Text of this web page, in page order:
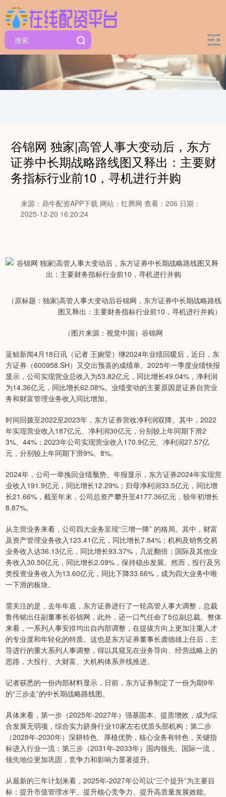
谷锦网 独家|高管人事大变动后，东方
证券中长期战略路线图又释出：主要财
务指标行业前10，寻机进行并购
来源：鼎牛配资APP下载 网站：红腾网 查看：206 日期：
2025-12-20 16:20:24
（原标题：独家|高管人事大变动后谷锦网，东方证券中长期战略路线
图又释出：主要财务指标行业前10，寻机进行并购）
（图片来源：视觉中国）谷锦网
蓝鲸新闻4月18日讯（记者 王婉莹）继2024年业绩回暖后，近日，东
方证券（600958.SH）又交出预喜的成绩单。2025年一季度业绩快报
显示，公司实现营业总收入为53.82亿元，同比增长49.04%，净利润
为14.36亿元，同比增长62.08%。业绩变动的主要原因是证券自营业
务和财富管理业务收入同比增加。
时间回拨至2022至2023年，东方证券营收净利润双降。其中，2022
年实现营业收入187亿元、净利润30亿元，分别较上年同期下滑2
3%、44%；2023年公司实现营业收入170.9亿元、净利润27.57亿
元，分别较上年同期下滑9%、8%。
2024年，公司一举挽回业绩颓势。年报显示，东方证券2024年实现营
业收入191.9亿元，同比增长12.29%；归母净利润33.5亿元，同比增
长21.66%，截至年末，公司总资产攀升至4177.36亿元，较年初增长
8.87%。
从主营业务来看，公司四大业务呈现“三增一降” 的格局。其中，财富
及资产管理业务收入123.41亿元，同比增长7.84%；机构及销售交易
业务收入达36.13亿元，同比增长93.37%，几近翻倍；国际及其他业
务收入30.50亿元，同比增长2.09%，保持稳步发展。然而，投行及另
类投资业务收入为13.60亿元，同比下降33.66%，成为四大业务中唯
一下滑的板块。
需关注的是，去年年底，东方证券进行了一轮高管人事大调整，总裁
鲁伟铭出任副董事长谷锦网，此外，还一口气任命了5位副总裁。整体
来看，一系列人事安排均出自内部调整，在提拔方向上更加注重人才
的专业度和年轻化的特质。这也是东方证券董事长龚德雄上任后，主
导进行的重大系列人事调整，得以其窥见在业务导向、经营战略上的
思路，大投行、大财富、大机构体系并线推进。
记者获悉的一份内部材料显示，日前，东方证券制定了一份为期9年
的“三步走”的中长期战略路线图。
具体来看，第一步（2025年-2027年）强基固本、提质增效，成为综
合发展无弱项，综合实力跻身行业10家左右优质头部机构；第二步
（2028年-2030年）深耕特色、厚植优势，核心业务有特色，关键指
标进入行业一流；第三步（2031年-2033年）国内领先、国际一流，
领先地位更加巩固，竞争力和影响力显著提升。
从最新的三年计划来看，2025年-2027年公司以“三个提升”为主要目
标：提升市值管理水平、提升核心竞争力、提升高质量发展效能。